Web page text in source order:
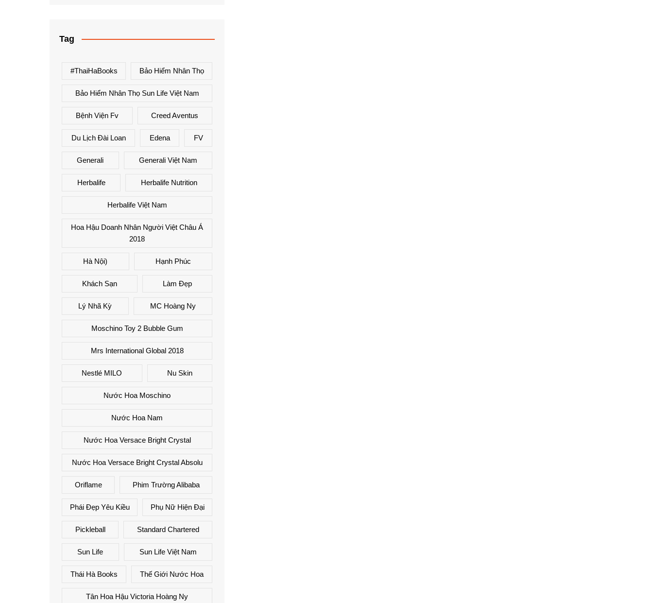
Tag
#ThaiHaBooks Bảo Hiểm Nhân Thọ
Bảo Hiểm Nhân Thọ Sun Life Việt Nam
Bệnh Viện Fv Creed Aventus
Du Lịch Đài Loan Edena FV
Generali Generali Việt Nam
Herbalife Herbalife Nutrition
Herbalife Việt Nam
Hoa Hậu Doanh Nhân Người Việt Châu Á
2018
Hà Nội) Hạnh Phúc
Khách Sạn Làm Đẹp
Lý Nhã Kỳ MC Hoàng Ny
Moschino Toy 2 Bubble Gum
Mrs International Global 2018
Nestlé MILO Nu Skin
Nước Hoa Moschino
Nước Hoa Nam
Nước Hoa Versace Bright Crystal
Nước Hoa Versace Bright Crystal Absolu
Oriflame Phim Trường Alibaba
Phái Đẹp Yêu Kiều Phụ Nữ Hiện Đại
Pickleball Standard Chartered
Sun Life Sun Life Việt Nam
Thái Hà Books Thế Giới Nước Hoa
Tân Hoa Hậu Victoria Hoàng Ny